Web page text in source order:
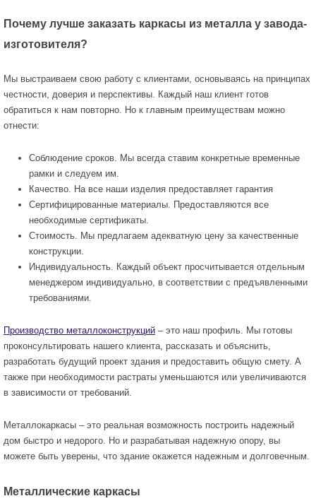
Почему лучше заказать каркасы из металла у завода-
изготовителя?
Мы выстраиваем свою работу с клиентами, основываясь на принципах
честности, доверия и перспективы. Каждый наш клиент готов
обратиться к нам повторно. Но к главным преимуществам можно
отнести:
Соблюдение сроков. Мы всегда ставим конкретные временные
рамки и следуем им.
Качество. На все наши изделия предоставляет гарантия
Сертифицированные материалы. Предоставляются все
необходимые сертификаты.
Стоимость. Мы предлагаем адекватную цену за качественные
конструкции.
Индивидуальность. Каждый объект просчитывается отдельным
менеджером индивидуально, в соответствии с предъявленными
требованиями.
Производство металлоконструкций – это наш профиль. Мы готовы
проконсультировать нашего клиента, рассказать и объяснить,
разработать будущий проект здания и предоставить общую смету. А
также при необходимости растраты уменьшаются или увеличиваются
в зависимости от требований.
Металлокаркасы – это реальная возможность построить надежный
дом быстро и недорого. Но и разрабатывая надежную опору, вы
можете быть уверены, что здание окажется надежным и долговечным.
Металлические каркасы